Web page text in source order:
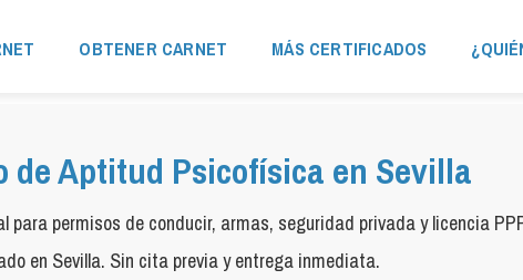
OBTENER CARNET MÁS CERTIFICADOS
de Aptitud Psicofísica en Sevilla
para permisos de conducir, armas, seguridad privada y licencia
en Sevilla. Sin cita previa y entrega inmediata.